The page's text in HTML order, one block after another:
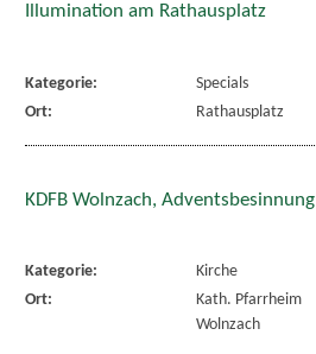
Illumination am Rathausplatz
Kategorie:
Specials
Ort:
Rathausplatz
KDFB Wolnzach, Adventsbesinnung
Kategorie:
Kirche
Ort:
Kath. Pfarrheim
Wolnzach